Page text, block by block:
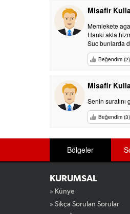
Misafir
Memlekete
Hanki akla
Suc bunlarda
Beğendim (2)
Misafir
Senin suratını
Beğendim (3)
Bölgeler
KURUMSAL
» Künye
» Sıkça Sorulan Sorular